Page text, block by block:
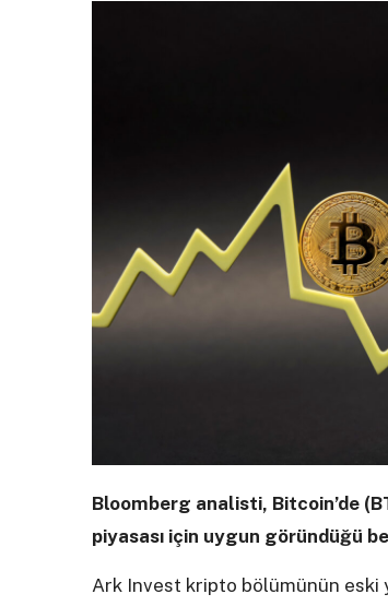
Bloomberg analisti, Bitcoin’de
piyasası için uygun göründüğü
Ark Invest kripto bölümünün